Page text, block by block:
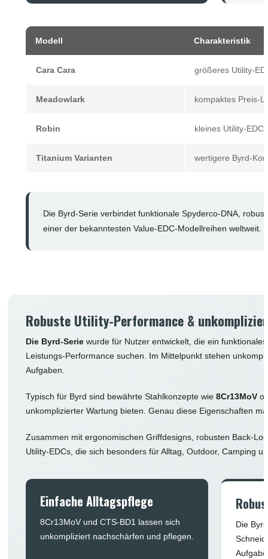
Modell Charakteristik
Cara Cara größeres Utility-
Meadowlark kompaktes Preis-
Robin kleines Utility-EDC
Titanium Varianten wertigere Byrd-
Die Byrd-Serie verbindet funktionale Spyderco-DNA,
einer der bekanntesten Value-EDC-Modellreihen weltweit.
Robuste Utility-Performance &
Die Byrd-Seriewurde für Nutzer entwickelt, die ein
Leistungs-Performance suchen. Im Mittelpunkt stehen
Aufgaben.
Typisch für Byrd sind bewährte Stahlkonzepte wie 8Cr13MoV
unkomplizierter Wartung bieten. Genau diese Eigenschaften
Zusammen mit ergonomischen Griffdesigns, robusten Back-
Utility-EDCs, die sich besonders für Alltag, Outdoor, Camping
Einfache Alltagspflege
8Cr13MoV und CTS-BD1 lassen sich
unkompliziert nachschärfen und pflegen.
Die